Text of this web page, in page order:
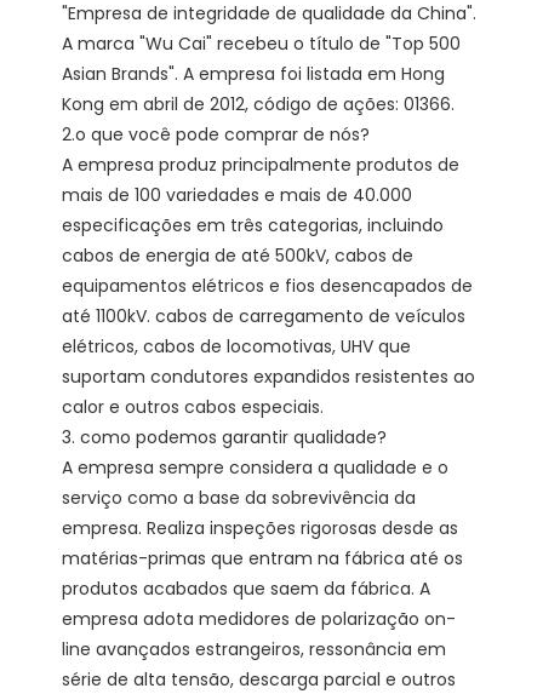
"Empresa de integridade de qualidade da China".
A marca "Wu Cai" recebeu o título de "Top 500
Asian Brands". A empresa foi listada em Hong
Kong em abril de 2012, código de ações: 01366.
2.o que você pode comprar de nós?
A empresa produz principalmente produtos de
mais de 100 variedades e mais de 40.000
especificações em três categorias, incluindo
cabos de energia de até 500kV, cabos de
equipamentos elétricos e fios desencapados de
até 1100kV. cabos de carregamento de veículos
elétricos, cabos de locomotivas, UHV que
suportam condutores expandidos resistentes ao
calor e outros cabos especiais.
3. como podemos garantir qualidade?
A empresa sempre considera a qualidade e o
serviço como a base da sobrevivência da
empresa. Realiza inspeções rigorosas desde as
matérias-primas que entram na fábrica até os
produtos acabados que saem da fábrica. A
empresa adota medidores de polarização on-
line avançados estrangeiros, ressonância em
série de alta tensão, descarga parcial e outros